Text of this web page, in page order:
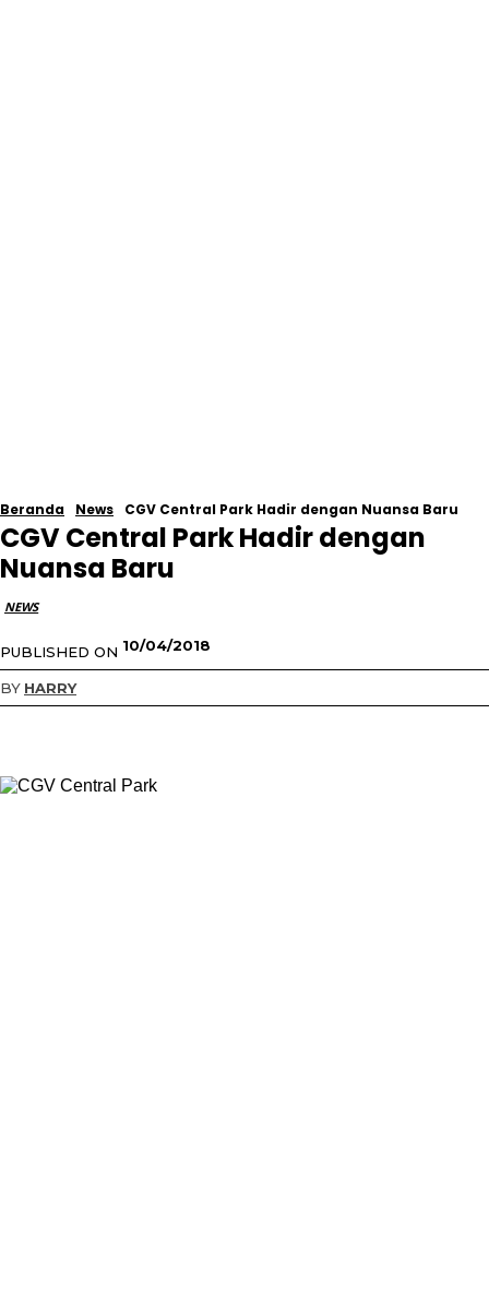
Beranda News CGV Central Park Hadir dengan Nuansa Baru
CGV Central Park Hadir dengan
Nuansa Baru
NEWS
PUBLISHED ON 10/04/2018
BY HARRY